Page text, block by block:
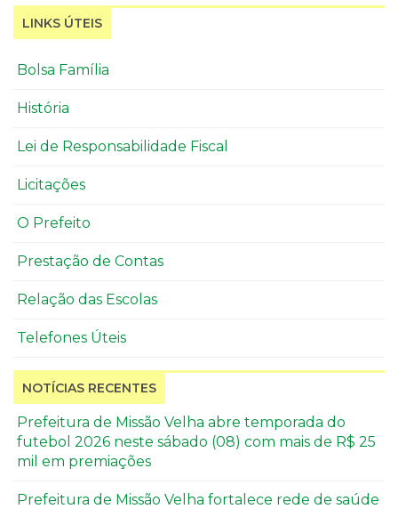
LINKS ÚTEIS
Bolsa Família
História
Lei de Responsabilidade Fiscal
Licitações
O Prefeito
Prestação de Contas
Relação das Escolas
Telefones Úteis
NOTÍCIAS RECENTES
Prefeitura de Missão Velha abre temporada do
futebol 2026 neste sábado (08) com mais de R$ 25
mil em premiações
Prefeitura de Missão Velha fortalece rede de saúde